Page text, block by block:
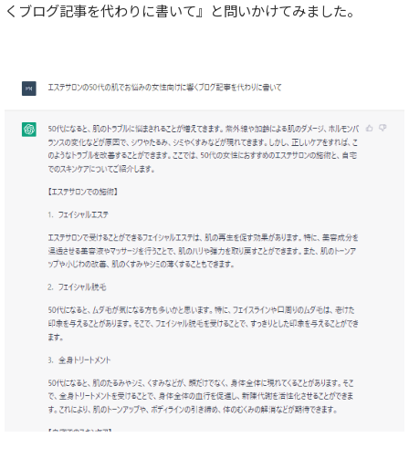
くブログ記事を代わりに書いて』と問いかけてみました。